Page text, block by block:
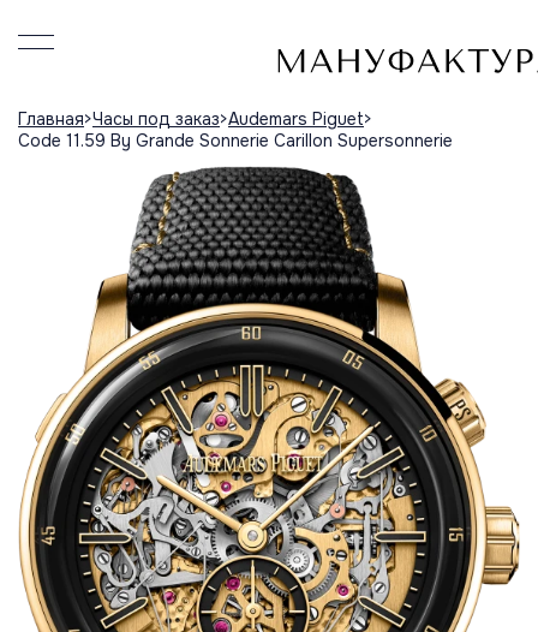
Главная Часы под заказ Audemars Piguet
Code 11.59 By Grande Sonnerie Carillon Supersonnerie